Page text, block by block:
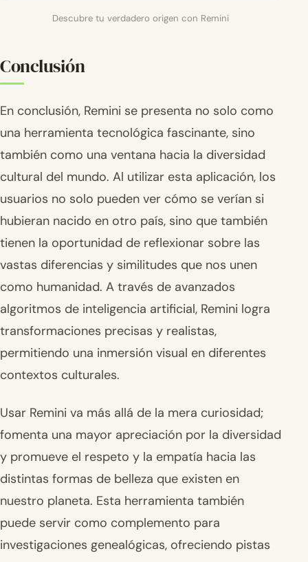
Descubre tu verdadero origen con Remini
Conclusión
En conclusión, Remini se presenta no solo como
una herramienta tecnológica fascinante, sino
también como una ventana hacia la diversidad
cultural del mundo. Al utilizar esta aplicación, los
usuarios no solo pueden ver cómo se verían si
hubieran nacido en otro país, sino que también
tienen la oportunidad de reflexionar sobre las
vastas diferencias y similitudes que nos unen
como humanidad. A través de avanzados
algoritmos de inteligencia artificial, Remini logra
transformaciones precisas y realistas,
permitiendo una inmersión visual en diferentes
contextos culturales.
Usar Remini va más allá de la mera curiosidad;
fomenta una mayor apreciación por la diversidad
y promueve el respeto y la empatía hacia las
distintas formas de belleza que existen en
nuestro planeta. Esta herramienta también
puede servir como complemento para
investigaciones genealógicas, ofreciendo pistas